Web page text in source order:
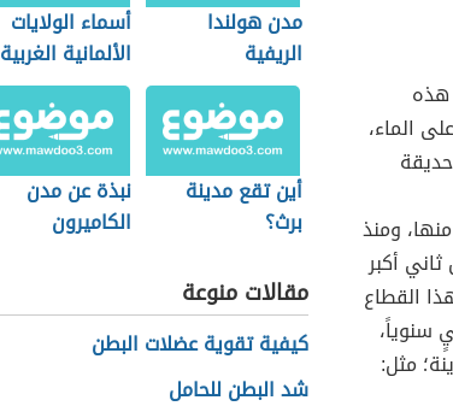
هذه
الماء،
ومنذ
أكبر
القطاع
سنوياً،
مثل:
مدن هولندا
الريفية
أسماء الولايات
الألمانية الغربية
أين تقع مدينة
برث؟
نبذة عن مدن
الكاميرون
مقالات منوعة
كيفية تقوية عضلات البطن
شد البطن للحامل